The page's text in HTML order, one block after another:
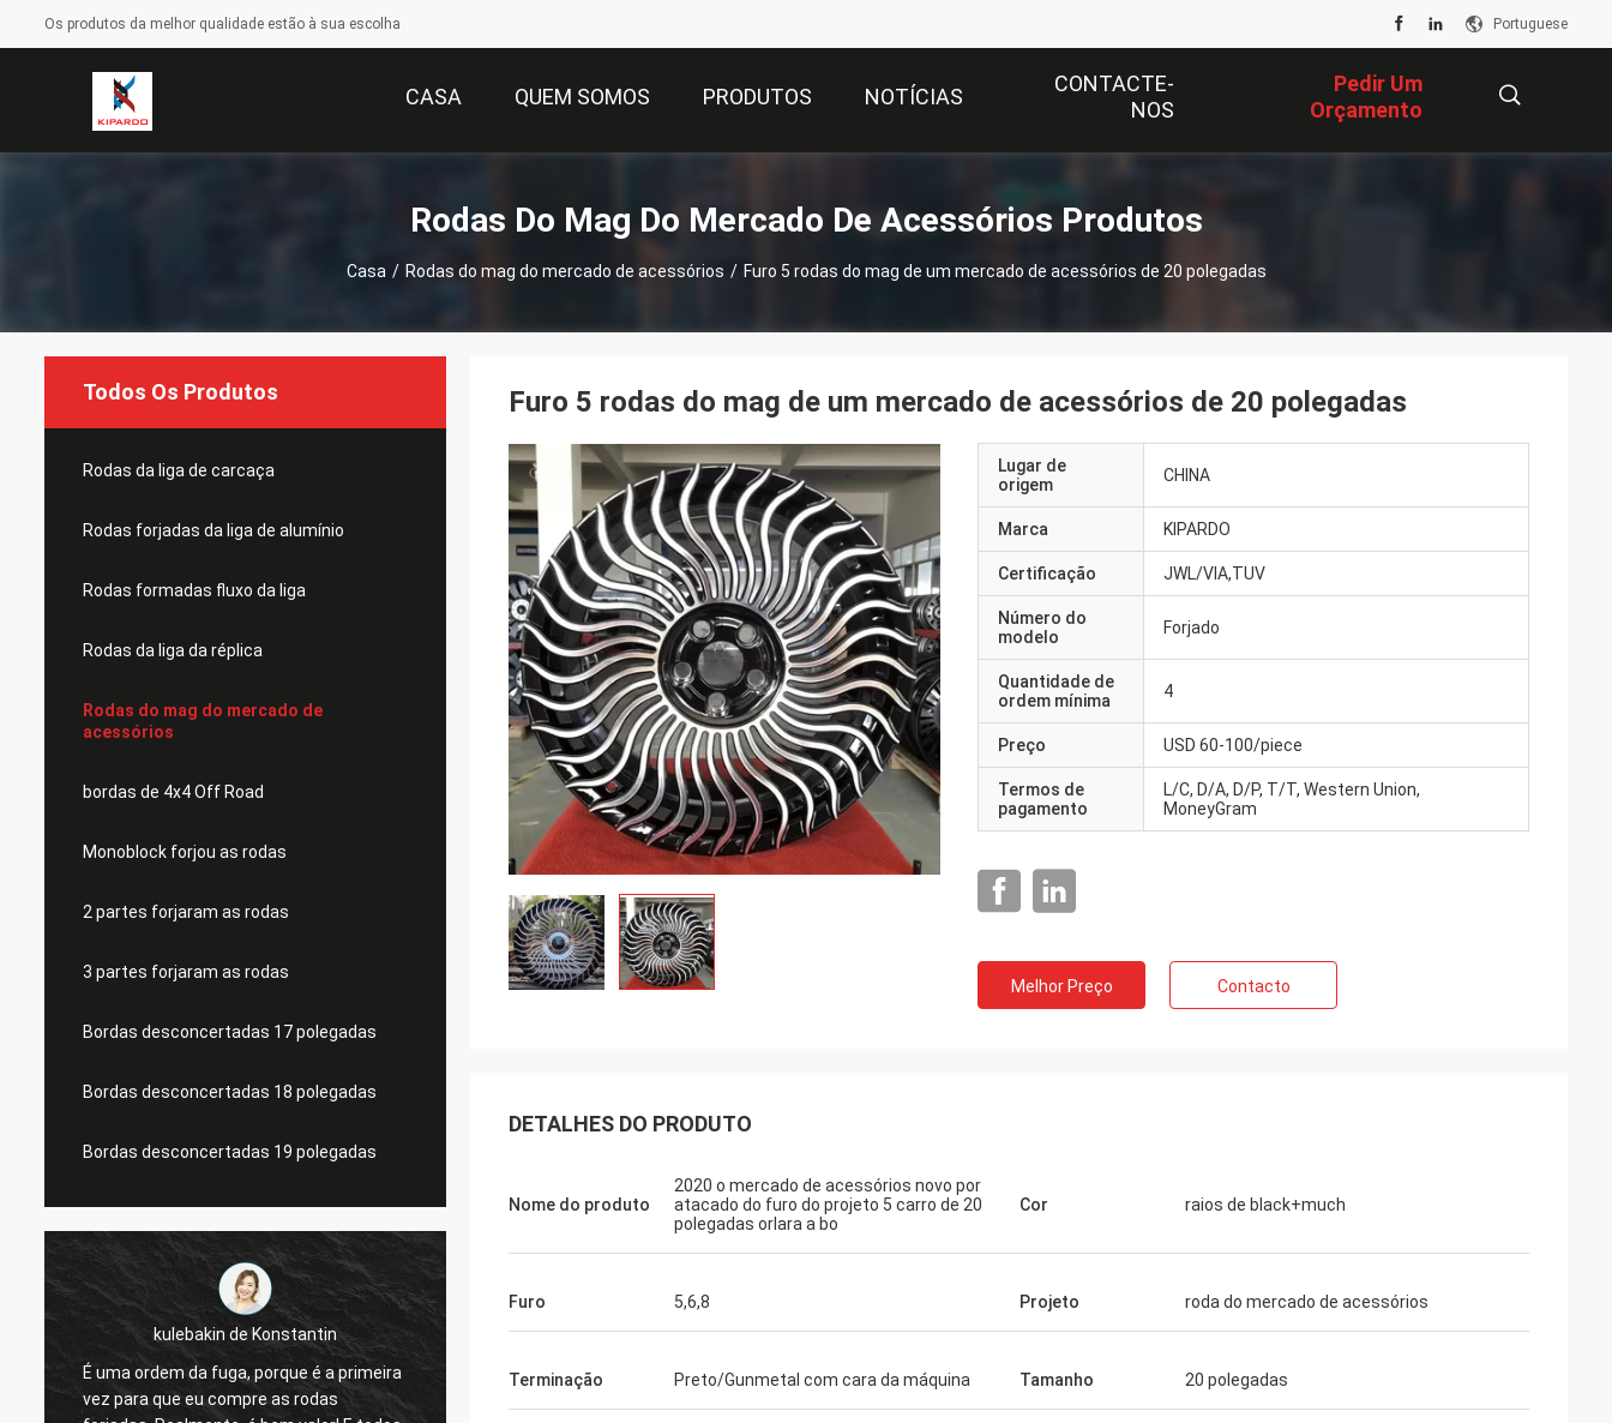
Os produtos da melhor qualidade estão à sua escolha Portuguese
CASA QUEM SOMOS PRODUTOS NOTÍCIAS
CONTACTE-
NOS
Pedir Um
Orçamento
Rodas Do Mag Do Mercado De Acessórios Produtos
Casa / Rodas do mag do mercado de acessórios / Furo 5 rodas do mag de um mercado de acessórios de 20 polegadas
Todos Os Produtos
Rodas da liga de carcaça
Rodas forjadas da liga de alumínio
Rodas formadas fluxo da liga
Rodas da liga da réplica
Rodas do mag do mercado de
acessórios
bordas de 4x4 Off Road
Monoblock forjou as rodas
2 partes forjaram as rodas
3 partes forjaram as rodas
Bordas desconcertadas 17 polegadas
Bordas desconcertadas 18 polegadas
Bordas desconcertadas 19 polegadas
a primeira
Lucas Mendes
roda impressionante, boa qualidade e
projeto agradável. obrigado para seus
Furo 5 rodas do mag de um mercado de acessórios de 20 polegadas
Lugar de
origem
CHINA
Marca KIPARDO
Certificação JWL/VIA,TUV
Número do
modelo
Forjado
Quantidade de
ordem mínima
4
Preço USD 60-100/piece
Termos de
pagamento
L/C, D/A, D/P, T/T, Western Union,
MoneyGram
Melhor Preço Contacto
DETALHES DO PRODUTO
Nome do produto
2020 o mercado de acessórios novo por
atacado do furo do projeto 5 carro de 20
polegadas orlara a bo
Cor raios de black+much
Furo 5,6,8 Projeto roda do mercado de acessórios
Terminação Preto/Gunmetal com cara da máquina Tamanho 20 polegadas